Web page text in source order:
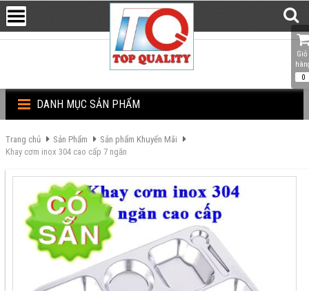
DANH MỤC SẢN PHẨM
Trang chủ Sản Phẩm
Sản phẩm Khuyến Mãi
Khay cơm inox 304 cao cấp 7 ngăn
Giỏ
0